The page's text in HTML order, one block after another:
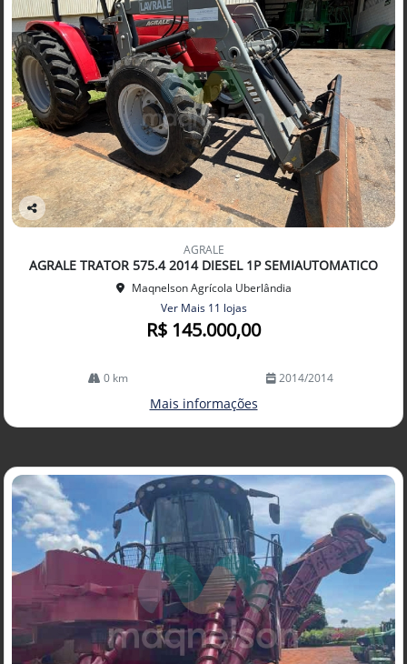
Co
arti
lhe
AGRALE
AGRALE TRATOR 575.4 2014 DIESEL 1P SEMIAUTOMATICO
Maqnelson Agrícola Uberlândia
Ver Mais 11 lojas
R$ 145.000,00
0 km 2014/2014
Mais informações